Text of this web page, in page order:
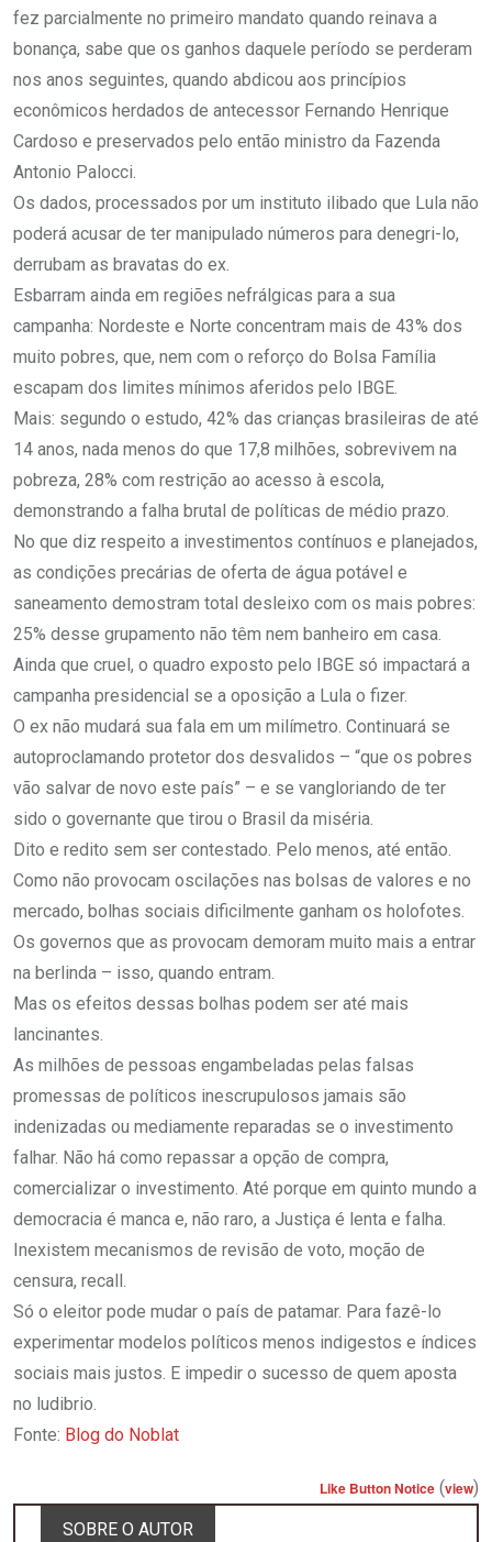
fez parcialmente no primeiro mandato quando reinava a
bonança, sabe que os ganhos daquele período se perderam
nos anos seguintes, quando abdicou aos princípios
econômicos herdados de antecessor Fernando Henrique
Cardoso e preservados pelo então ministro da Fazenda
Antonio Palocci.
Os dados, processados por um instituto ilibado que Lula não
poderá acusar de ter manipulado números para denegri-lo,
derrubam as bravatas do ex.
Esbarram ainda em regiões nefrálgicas para a sua
campanha: Nordeste e Norte concentram mais de 43% dos
muito pobres, que, nem com o reforço do Bolsa Família
escapam dos limites mínimos aferidos pelo IBGE.
Mais: segundo o estudo, 42% das crianças brasileiras de até
14 anos, nada menos do que 17,8 milhões, sobrevivem na
pobreza, 28% com restrição ao acesso à escola,
demonstrando a falha brutal de políticas de médio prazo.
No que diz respeito a investimentos contínuos e planejados,
as condições precárias de oferta de água potável e
saneamento demostram total desleixo com os mais pobres:
25% desse grupamento não têm nem banheiro em casa.
Ainda que cruel, o quadro exposto pelo IBGE só impactará a
campanha presidencial se a oposição a Lula o fizer.
O ex não mudará sua fala em um milímetro. Continuará se
autoproclamando protetor dos desvalidos – “que os pobres
vão salvar de novo este país” – e se vangloriando de ter
sido o governante que tirou o Brasil da miséria.
Dito e redito sem ser contestado. Pelo menos, até então.
Como não provocam oscilações nas bolsas de valores e no
mercado, bolhas sociais dificilmente ganham os holofotes.
Os governos que as provocam demoram muito mais a entrar
na berlinda – isso, quando entram.
Mas os efeitos dessas bolhas podem ser até mais
lancinantes.
As milhões de pessoas engambeladas pelas falsas
promessas de políticos inescrupulosos jamais são
indenizadas ou mediamente reparadas se o investimento
falhar. Não há como repassar a opção de compra,
comercializar o investimento. Até porque em quinto mundo a
democracia é manca e, não raro, a Justiça é lenta e falha.
Inexistem mecanismos de revisão de voto, moção de
censura, recall.
Só o eleitor pode mudar o país de patamar. Para fazê-lo
experimentar modelos políticos menos indigestos e índices
sociais mais justos. E impedir o sucesso de quem aposta
no ludibrio.
Fonte: Blog do Noblat
Like Button Notice (view)
SOBRE O AUTOR